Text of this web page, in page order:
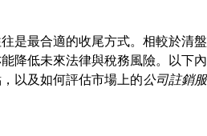
是最合適的收尾方式。相較於清
降低未來法律與稅務風險。以下
以及如何評估市場上的公司註銷